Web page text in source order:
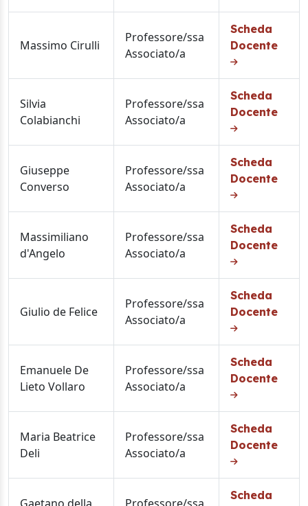
Massimo Cirulli
Professore/ssa
Associato/a
Scheda
Docente
Silvia
Colabianchi
Professore/ssa
Associato/a
Scheda
Docente
Giuseppe
Converso
Professore/ssa
Associato/a
Scheda
Docente
Massimiliano
d'Angelo
Professore/ssa
Associato/a
Scheda
Docente
Giulio de Felice
Professore/ssa
Associato/a
Scheda
Docente
Emanuele De
Lieto Vollaro
Professore/ssa
Associato/a
Scheda
Docente
Maria Beatrice
Deli
Professore/ssa
Associato/a
Scheda
Docente
Scheda